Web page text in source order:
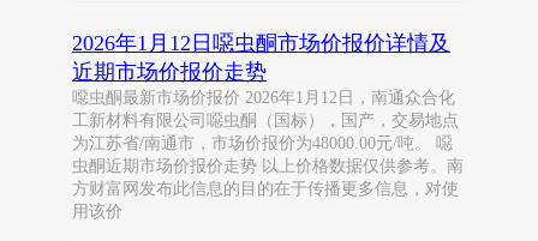
2026年1月12日噁虫酮市场价报价详情及
近期市场价报价走势
噁虫酮最新市场价报价 2026年1月12日，南通众合化
工新材料有限公司噁虫酮（国标），国产，交易地点
为江苏省/南通市，市场价报价为48000.00元/吨。 噁
虫酮近期市场价报价走势 以上价格数据仅供参考。南
方财富网发布此信息的目的在于传播更多信息，对使
用该价